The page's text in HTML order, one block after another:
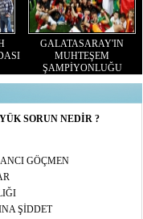
GALATASARAY'IN
MUHTEŞEM
ŞAMPİYONLUĞU
SORUN NEDİR ?
GÖÇMEN
ŞİDDET